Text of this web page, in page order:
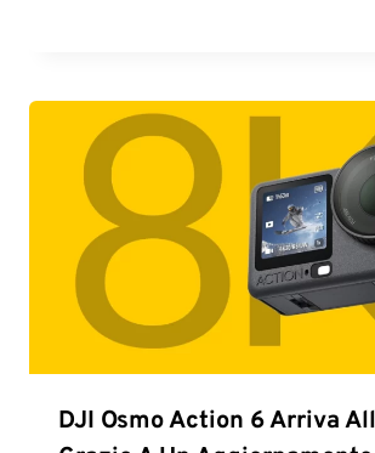
DJI Osmo Action 6 Arriva